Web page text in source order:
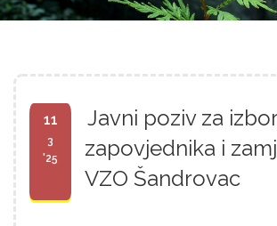
11
3
'25
Javni poziv za izbor
zapovjednika i
VZO Šandrovac